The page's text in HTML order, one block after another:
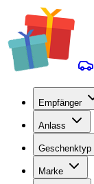
Empfänger
Anlass
Geschenktyp
Marke